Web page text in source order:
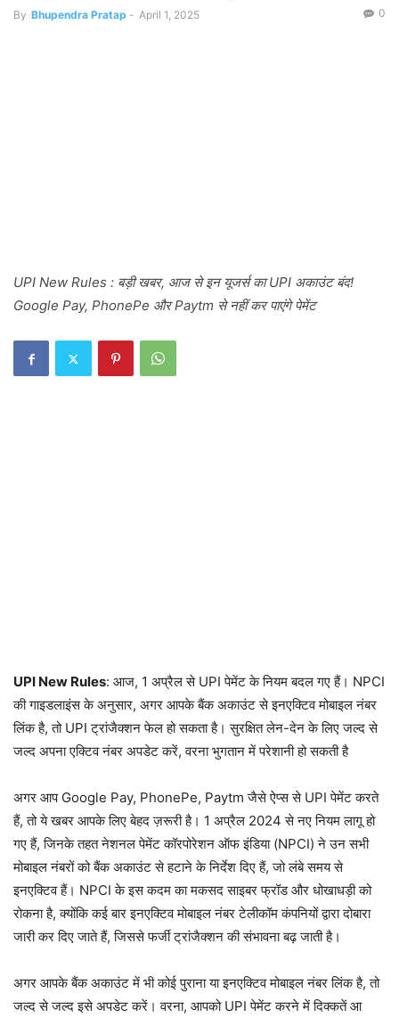
By Bhupendra Pratap - April 1, 2025 0
UPI New Rules : बड़ी खबर, आज से इन यूजर्स का UPI अकाउंट बंद!
Google Pay, PhonePe और Paytm से नहीं कर पाएंगे पेमेंट
UPI New Rules: आज, 1 अप्रैल से UPI पेमेंट के नियम बदल गए हैं। NPCI
की गाइडलाइंस के अनुसार, अगर आपके बैंक अकाउंट से इनएक्टिव मोबाइल नंबर
लिंक है, तो UPI ट्रांजैक्शन फेल हो सकता है। सुरक्षित लेन-देन के लिए जल्द से
जल्द अपना एक्टिव नंबर अपडेट करें, वरना भुगतान में परेशानी हो सकती है
अगर आप Google Pay, PhonePe, Paytm जैसे ऐप्स से UPI पेमेंट करते
हैं, तो ये खबर आपके लिए बेहद ज़रूरी है। 1 अप्रैल 2024 से नए नियम लागू हो
गए हैं, जिनके तहत नेशनल पेमेंट कॉरपोरेशन ऑफ इंडिया (NPCI) ने उन सभी
मोबाइल नंबरों को बैंक अकाउंट से हटाने के निर्देश दिए हैं, जो लंबे समय से
इनएक्टिव हैं। NPCI के इस कदम का मकसद साइबर फ्रॉड और धोखाधड़ी को
रोकना है, क्योंकि कई बार इनएक्टिव मोबाइल नंबर टेलीकॉम कंपनियों द्वारा दोबारा
जारी कर दिए जाते हैं, जिससे फर्जी ट्रांजैक्शन की संभावना बढ़ जाती है।
अगर आपके बैंक अकाउंट में भी कोई पुराना या इनएक्टिव मोबाइल नंबर लिंक है, तो
जल्द से जल्द इसे अपडेट करें। वरना, आपको UPI पेमेंट करने में दिक्कतें आ